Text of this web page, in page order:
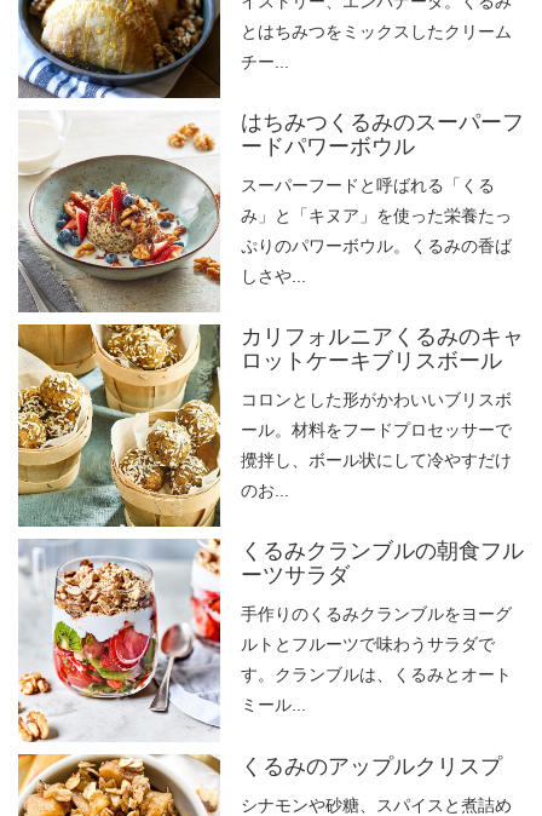
とはちみつをミックスしたクリーム
チー...
はちみつくるみのスーパーフ
ードパワーボウル
スーパーフードと呼ばれる「くる
み」と「キヌア」を使った栄養たっ
ぷりのパワーボウル。くるみの香ば
しさや...
カリフォルニアくるみのキャ
ロットケーキブリスボール
コロンとした形がかわいいブリスボ
ール。材料をフードプロセッサーで
攪拌し、ボール状にして冷やすだけ
のお...
くるみクランブルの朝食フル
ーツサラダ
手作りのくるみクランブルをヨーグ
ルトとフルーツで味わうサラダで
す。クランブルは、くるみとオート
ミール...
くるみのアップルクリスプ
シナモンや砂糖、スパイスと煮詰め